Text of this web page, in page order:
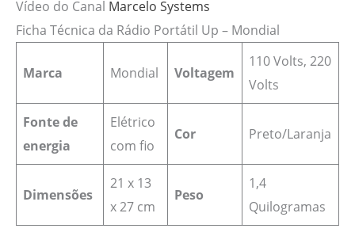
Vídeo do Canal Marcelo Systems
Ficha Técnica da Rádio Portátil Up – Mondial
Marca Mondial Voltagem
110 Volts, 220
Volts
Fonte de
energia
‎Elétrico
com fio
Cor ‎Preto/Laranja
Dimensões
‎21 x 13
x 27 cm
Peso
1,4
Quilogramas